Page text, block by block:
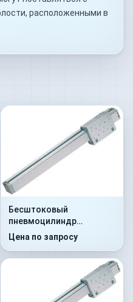
расположенными в
Бесштоковый
пневмоцилиндр
52R2C40A0700
Цена по запросу